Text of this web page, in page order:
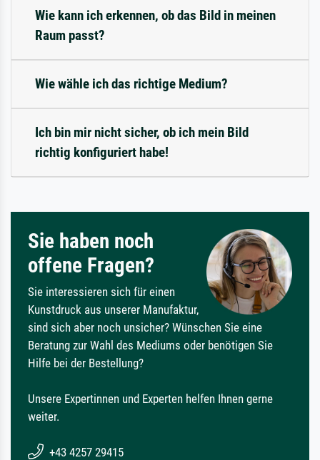
Wie kann ich erkennen, ob das Bild in meinen
Raum passt?
Wie wähle ich das richtige Medium?
Ich bin mir nicht sicher, ob ich mein Bild
richtig konfiguriert habe!
Sie haben noch
offene Fragen?
Sie interessieren sich für einen
Kunstdruck aus unserer Manufaktur,
sind sich aber noch unsicher? Wünschen Sie eine
Beratung zur Wahl des Mediums oder benötigen Sie
Hilfe bei der Bestellung?
Unsere Expertinnen und Experten helfen Ihnen gerne
weiter.
+43 4257 29415